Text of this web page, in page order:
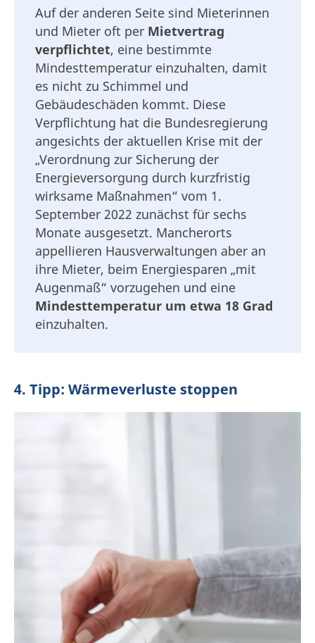
Auf der anderen Seite sind Mieterinnen
und Mieter oft per Mietvertrag
verpflichtet, eine bestimmte
Mindesttemperatur einzuhalten, damit
es nicht zu Schimmel und
Gebäudeschäden kommt. Diese
Verpflichtung hat die Bundesregierung
angesichts der aktuellen Krise mit der
„Verordnung zur Sicherung der
Energieversorgung durch kurzfristig
wirksame Maßnahmen“ vom 1.
September 2022 zunächst für sechs
Monate ausgesetzt. Mancherorts
appellieren Hausverwaltungen aber an
ihre Mieter, beim Energiesparen „mit
Augenmaß“ vorzugehen und eine
Mindesttemperatur um etwa 18 Grad
einzuhalten.
4. Tipp: Wärmeverluste stoppen